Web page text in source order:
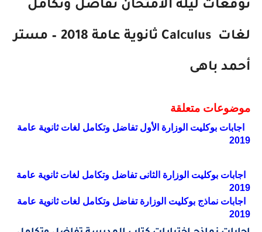
توقعات ليلة الامتحان تفاضل وتكامل
لغات Calculus ثانوية عامة 2018 – مستر
أحمد باهى
موضوعات متعلقة
اجابات بوكليت الوزارة الأول تفاضل وتكامل لغات ثانوية عامة
2019
اجابات بوكليت الوزارة الثانى تفاضل وتكامل لغات ثانوية عامة
2019
اجابات نماذج بوكليت الوزارة تفاضل وتكامل لغات ثانوية عامة
2019